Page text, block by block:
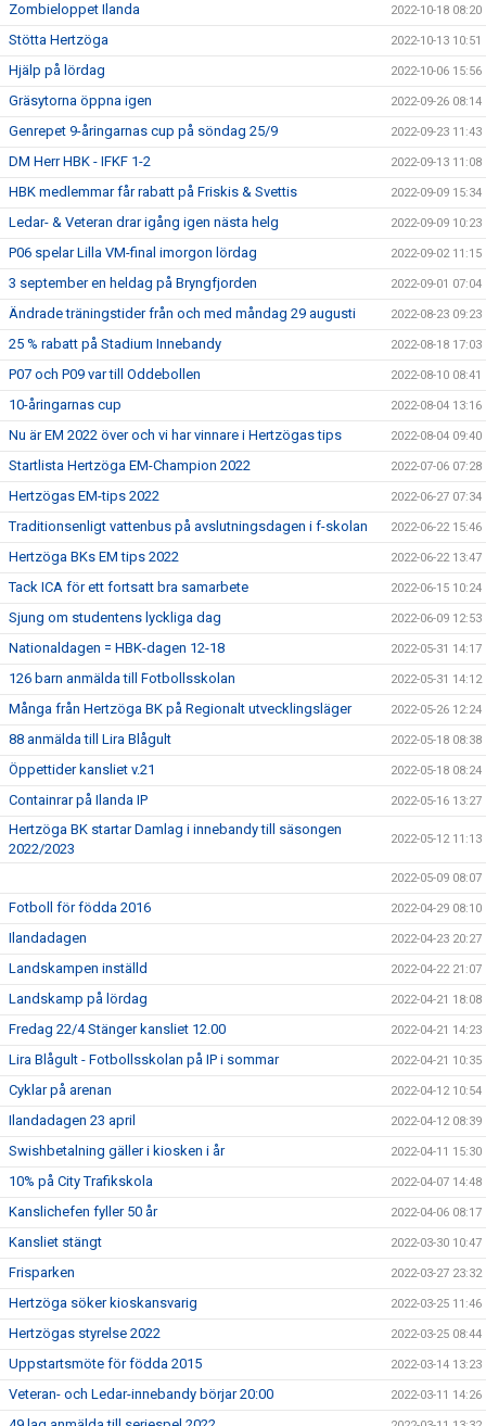
Zombieloppet Ilanda 2022-10-18 08:20
Stötta Hertzöga 2022-10-13 10:51
Hjälp på lördag 2022-10-06 15:56
Gräsytorna öppna igen 2022-09-26 08:14
Genrepet 9-åringarnas cup på söndag 25/9 2022-09-23 11:43
DM Herr HBK - IFKF 1-2 2022-09-13 11:08
HBK medlemmar får rabatt på Friskis & Svettis 2022-09-09 15:34
Ledar- & Veteran drar igång igen nästa helg 2022-09-09 10:23
P06 spelar Lilla VM-final imorgon lördag 2022-09-02 11:15
3 september en heldag på Bryngfjorden 2022-09-01 07:04
Ändrade träningstider från och med måndag 29 augusti 2022-08-23 09:23
25 % rabatt på Stadium Innebandy 2022-08-18 17:03
P07 och P09 var till Oddebollen 2022-08-10 08:41
10-åringarnas cup 2022-08-04 13:16
Nu är EM 2022 över och vi har vinnare i Hertzögas tips 2022-08-04 09:40
Startlista Hertzöga EM-Champion 2022 2022-07-06 07:28
Hertzögas EM-tips 2022 2022-06-27 07:34
Traditionsenligt vattenbus på avslutningsdagen i f-skolan 2022-06-22 15:46
Hertzöga BKs EM tips 2022 2022-06-22 13:47
Tack ICA för ett fortsatt bra samarbete 2022-06-15 10:24
Sjung om studentens lyckliga dag 2022-06-09 12:53
Nationaldagen = HBK-dagen 12-18 2022-05-31 14:17
126 barn anmälda till Fotbollsskolan 2022-05-31 14:12
Många från Hertzöga BK på Regionalt utvecklingsläger 2022-05-26 12:24
88 anmälda till Lira Blågult 2022-05-18 08:38
Öppettider kansliet v.21 2022-05-18 08:24
Containrar på Ilanda IP 2022-05-16 13:27
Hertzöga BK startar Damlag i innebandy till säsongen
2022/2023
2022-05-12 11:13
2022-05-09 08:07
Fotboll för födda 2016 2022-04-29 08:10
Ilandadagen 2022-04-23 20:27
Landskampen inställd 2022-04-22 21:07
Landskamp på lördag 2022-04-21 18:08
Fredag 22/4 Stänger kansliet 12.00 2022-04-21 14:23
Lira Blågult - Fotbollsskolan på IP i sommar 2022-04-21 10:35
Cyklar på arenan 2022-04-12 10:54
Ilandadagen 23 april 2022-04-12 08:39
Swishbetalning gäller i kiosken i år 2022-04-11 15:30
10% på City Trafikskola 2022-04-07 14:48
Kanslichefen fyller 50 år 2022-04-06 08:17
Kansliet stängt 2022-03-30 10:47
Frisparken 2022-03-27 23:32
Hertzöga söker kioskansvarig 2022-03-25 11:46
Hertzögas styrelse 2022 2022-03-25 08:44
Uppstartsmöte för födda 2015 2022-03-14 13:23
Veteran- och Ledar-innebandy börjar 20:00 2022-03-11 14:26